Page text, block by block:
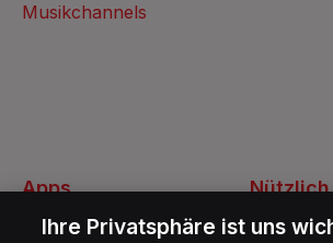
Musikchannels
Nützlich
Kontakt
Apps
Energy Radio App
Ihre Privatsphäre ist uns